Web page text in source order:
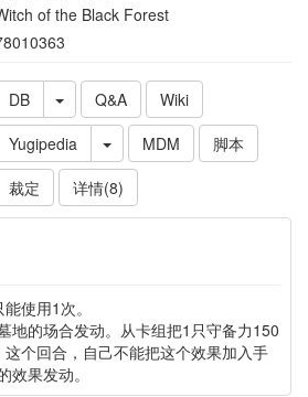
of the Black Forest
DB Q&A
Wiki
Yugipedia
MDM
脚本
裁定
详情(8)
使用1次。
地的场合发动。从卡组把1只守备力150
个回合，自己不能把这个效果加入手
果发动。